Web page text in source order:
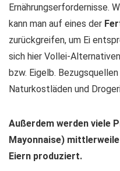
Ernährungserfordernisse.
kann man auf eines der
zurückgreifen, um Ei
sich hier Vollei-
bzw. Eigelb.
Naturkostläden und
Außerdem werden viele
Mayonnaise)
Eiern produziert.